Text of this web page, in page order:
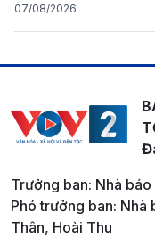
07/08/2026
Trưởng ban: Nhà báo
Phó trưởng ban: Nhà
Thân, Hoài Thu